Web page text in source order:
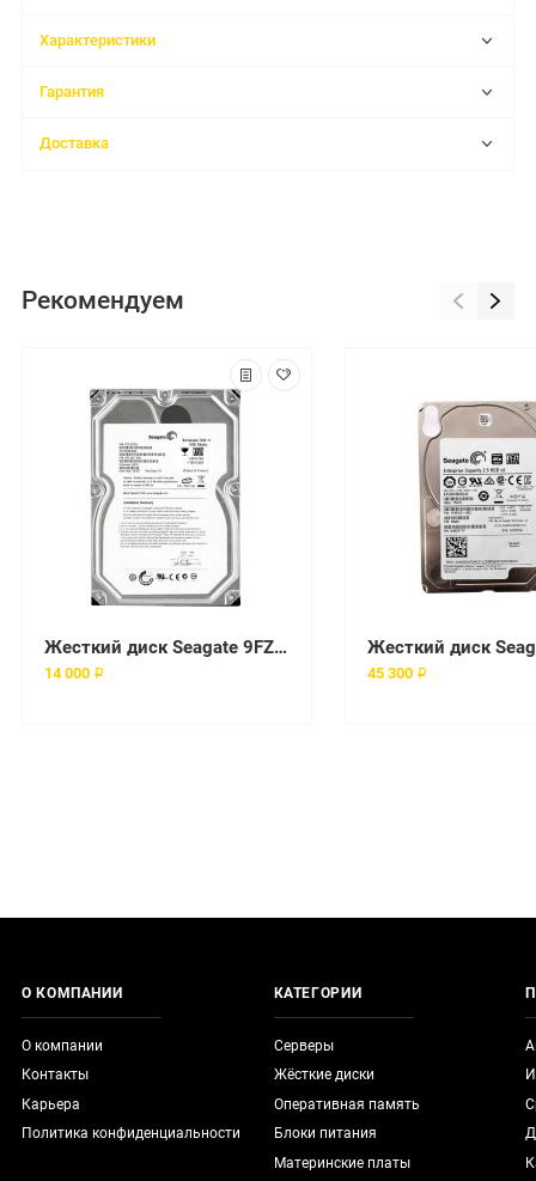
Характеристики
Гарантия
Доставка
Рекомендуем
Жесткий диск Seagate 9FZ136-511 1Tb SATAII 3,5" HDD
14 000 ₽ 45 300 ₽
О КОМПАНИИ
О компании
Контакты
Карьера
Политика конфиденциальности
КАТЕГОРИИ
Серверы
Жёсткие диски
Оперативная память
Блоки питания
Материнские платы